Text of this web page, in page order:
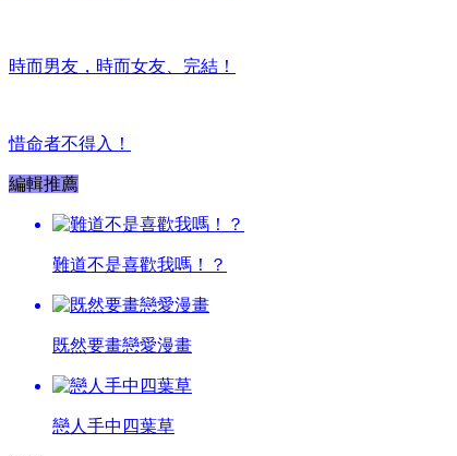
時而男友，時而女友、完結！
惜命者不得入！
編輯推薦
難道不是喜歡我嗎！？
既然要畫戀愛漫畫
戀人手中四葉草